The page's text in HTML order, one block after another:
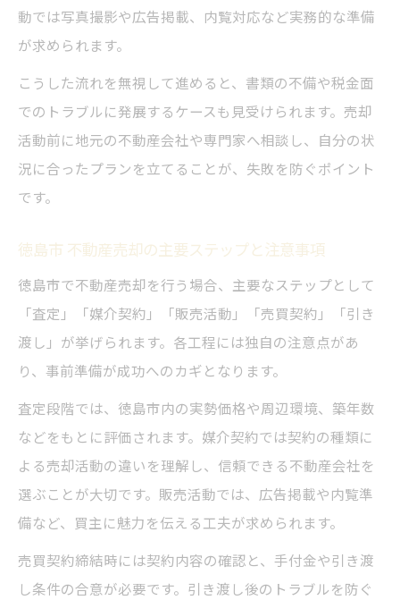
動では写真撮影や広告掲載、内覧対応など実務的な準備
が求められます。
こうした流れを無視して進めると、書類の不備や税金面
でのトラブルに発展するケースも見受けられます。売却
活動前に地元の不動産会社や専門家へ相談し、自分の状
況に合ったプランを立てることが、失敗を防ぐポイント
です。
徳島市 不動産売却の主要ステップと注意事項
徳島市で不動産売却を行う場合、主要なステップとして
「査定」「媒介契約」「販売活動」「売買契約」「引き
渡し」が挙げられます。各工程には独自の注意点があ
り、事前準備が成功へのカギとなります。
査定段階では、徳島市内の実勢価格や周辺環境、築年数
などをもとに評価されます。媒介契約では契約の種類に
よる売却活動の違いを理解し、信頼できる不動産会社を
選ぶことが大切です。販売活動では、広告掲載や内覧準
備など、買主に魅力を伝える工夫が求められます。
売買契約締結時には契約内容の確認と、手付金や引き渡
し条件の合意が必要です。引き渡し後のトラブルを防ぐ